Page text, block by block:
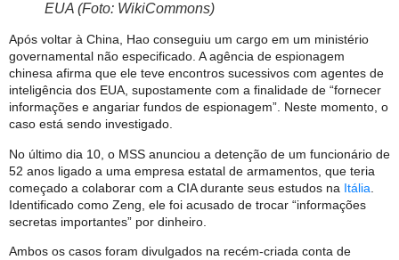
EUA (Foto: WikiCommons)
Após voltar à China, Hao conseguiu um cargo em um ministério
governamental não especificado. A agência de espionagem
chinesa afirma que ele teve encontros sucessivos com agentes de
inteligência dos EUA, supostamente com a finalidade de “fornecer
informações e angariar fundos de espionagem”. Neste momento, o
caso está sendo investigado.
No último dia 10, o MSS anunciou a detenção de um funcionário de
52 anos ligado a uma empresa estatal de armamentos, que teria
começado a colaborar com a CIA durante seus estudos na Itália
Identificado como Zeng, ele foi acusado de trocar “informações
secretas importantes” por dinheiro.
Ambos os casos foram divulgados na recém-criada conta de